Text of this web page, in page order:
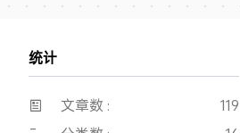
统计
文章数 :
119